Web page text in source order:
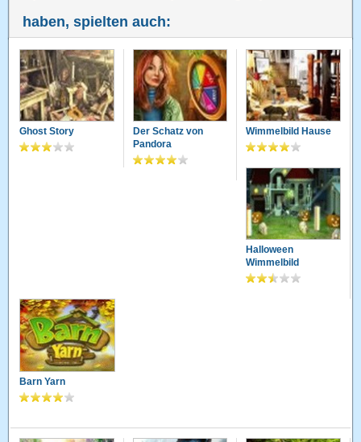
haben, spielten auch:
Ghost Story
Der Schatz von
Pandora
Wimmelbild Hause
Halloween
Wimmelbild
Barn Yarn